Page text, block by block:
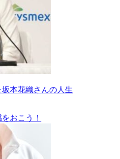
本花織さんの人生
おこう！